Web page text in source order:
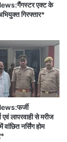
एक्ट के
गिरफ्तार*
एवं लापरवाही से मरीज
नर्सिंग होम